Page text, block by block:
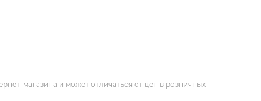
магазина и может отличаться от цен в розничных